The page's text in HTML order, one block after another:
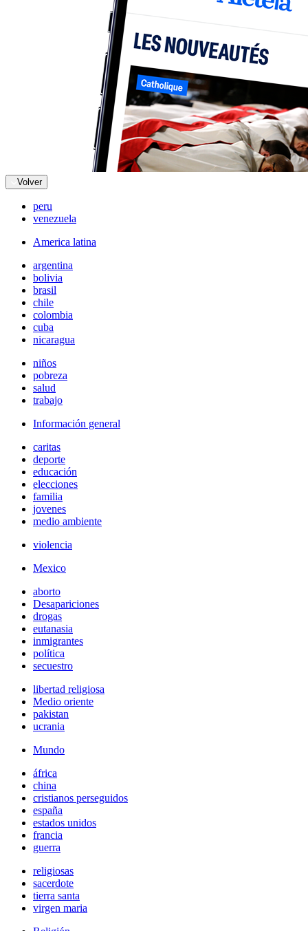
Volver
peru
venezuela
America latina
argentina
bolivia
brasil
chile
colombia
cuba
nicaragua
niños
pobreza
salud
trabajo
Información general
caritas
deporte
educación
elecciones
familia
jovenes
medio ambiente
violencia
Mexico
aborto
Desapariciones
drogas
eutanasia
inmigrantes
política
secuestro
libertad religiosa
Medio oriente
pakistan
ucrania
Mundo
áfrica
china
cristianos perseguidos
españa
estados unidos
francia
guerra
religiosas
sacerdote
tierra santa
virgen maria